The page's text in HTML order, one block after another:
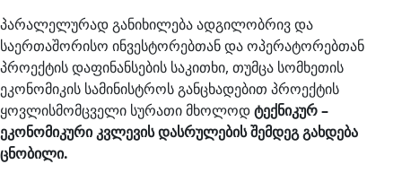
პარალელურად განიხილება ადგილობრივ და
საერთაშორისო ინვესტორებთან და ოპერატორებთან
პროექტის დაფინანსების საკითხი, თუმცა სომხეთის
ეკონომიკის სამინისტროს განცხადებით პროექტის
ყოვლისმომცველი სურათი მხოლოდტექნიკურ –
ეკონომიკური კვლევის დასრულების შემდეგ გახდება
ცნობილი.